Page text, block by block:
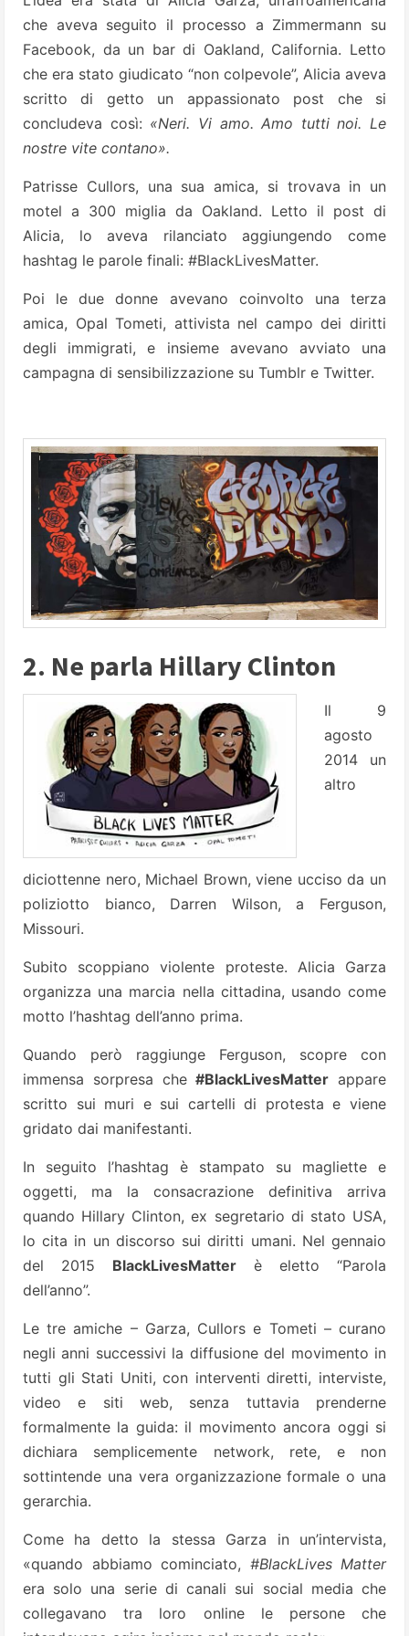
che aveva seguito il processo a Zimmermann su
Facebook, da un bar di Oakland, California. Letto
che era stato giudicato “non colpevole”, Alicia aveva
scritto di getto un appassionato post che si
concludeva così: «Neri. Vi amo. Amo tutti noi. Le
nostre vite contano».
Patrisse Cullors, una sua amica, si trovava in un
motel a 300 miglia da Oakland. Letto il post di
Alicia, lo aveva rilanciato aggiungendo come
hashtag le parole finali: #BlackLivesMatter.
Poi le due donne avevano coinvolto una terza
amica, Opal Tometi, attivista nel campo dei diritti
degli immigrati, e insieme avevano avviato una
campagna di sensibilizzazione su Tumblr e Twitter.
2. Ne parla Hillary Clinton
Il 9
agosto
2014 un
altro
diciottenne nero, Michael Brown, viene ucciso da un
poliziotto bianco, Darren Wilson, a Ferguson,
Missouri.
Subito scoppiano violente proteste. Alicia Garza
organizza una marcia nella cittadina, usando come
motto l’hashtag dell’anno prima.
Quando però raggiunge Ferguson, scopre con
immensa sorpresa che#BlackLivesMatter appare
scritto sui muri e sui cartelli di protesta e viene
gridato dai manifestanti.
In seguito l’hashtag è stampato su magliette e
oggetti, ma la consacrazione definitiva arriva
quando Hillary Clinton, ex segretario di stato USA,
lo cita in un discorso sui diritti umani. Nel gennaio
del 2015 BlackLivesMatter è eletto “Parola
dell’anno”.
Le tre amiche – Garza, Cullors e Tometi – curano
negli anni successivi la diffusione del movimento in
tutti gli Stati Uniti, con interventi diretti, interviste,
video e siti web, senza tuttavia prenderne
formalmente la guida: il movimento ancora oggi si
dichiara semplicemente network, rete, e non
sottintende una vera organizzazione formale o una
gerarchia.
Come ha detto la stessa Garza in un’intervista,
«quando abbiamo cominciato, #BlackLives Matter
era solo una serie di canali sui social media che
collegavano tra loro online le persone che